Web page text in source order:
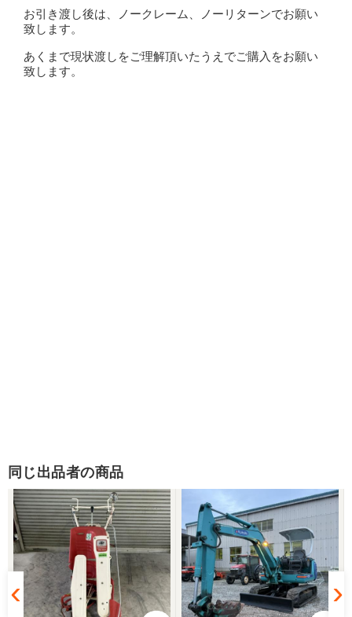
お引き渡し後は、ノークレーム、ノーリターンでお願い
致します。
あくまで現状渡しをご理解頂いたうえでご購入をお願い
致します。
同じ出品者の商品